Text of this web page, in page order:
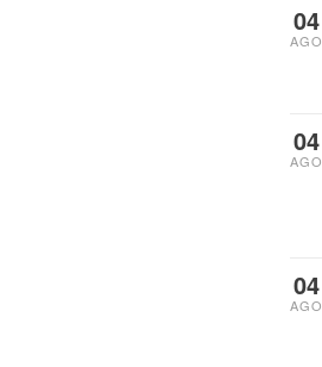
04
AGO
04
AGO
04
AGO